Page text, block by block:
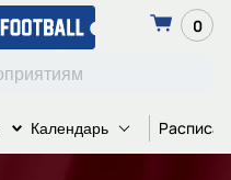
0
Календарь